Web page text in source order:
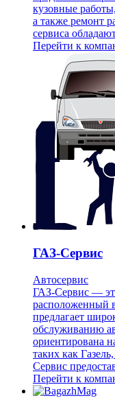
кузовные
а также ремонт
сервиса
Перейти к
ГАЗ-Сервис
Автосервис
ГАЗ-Сервис —
расположенный
предлагает
обслуживанию
ориентирована
таких как
Сервис
Перейти к